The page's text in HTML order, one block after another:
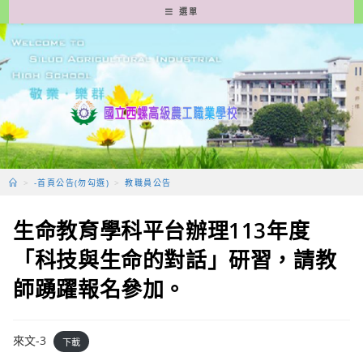
轉
至
要
容
選單
> -首頁公告(勿勾選) > 教職員公告
生命教育學科平台辦理113年度
「科技與生命的對話」研習，請教
師踴躍報名參加。
來文-3 下載